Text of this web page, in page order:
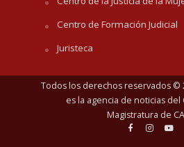
Centro de Formación Judicial
Juristeca
Todos los derechos reservados ©
es la agencia de noticias del
Magistratura de